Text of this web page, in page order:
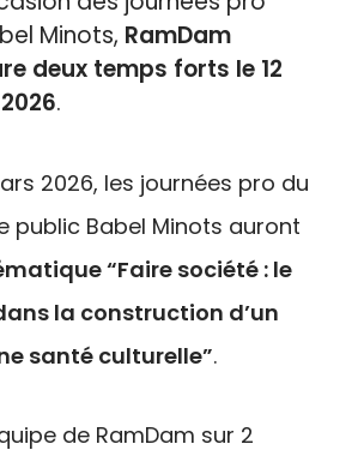
Minots, RamDam
deux temps forts le 12
.
2026, les journées pro du
public Babel Minots auront
“Faire société : le
la construction d’un
santé culturelle”.
de RamDam sur 2